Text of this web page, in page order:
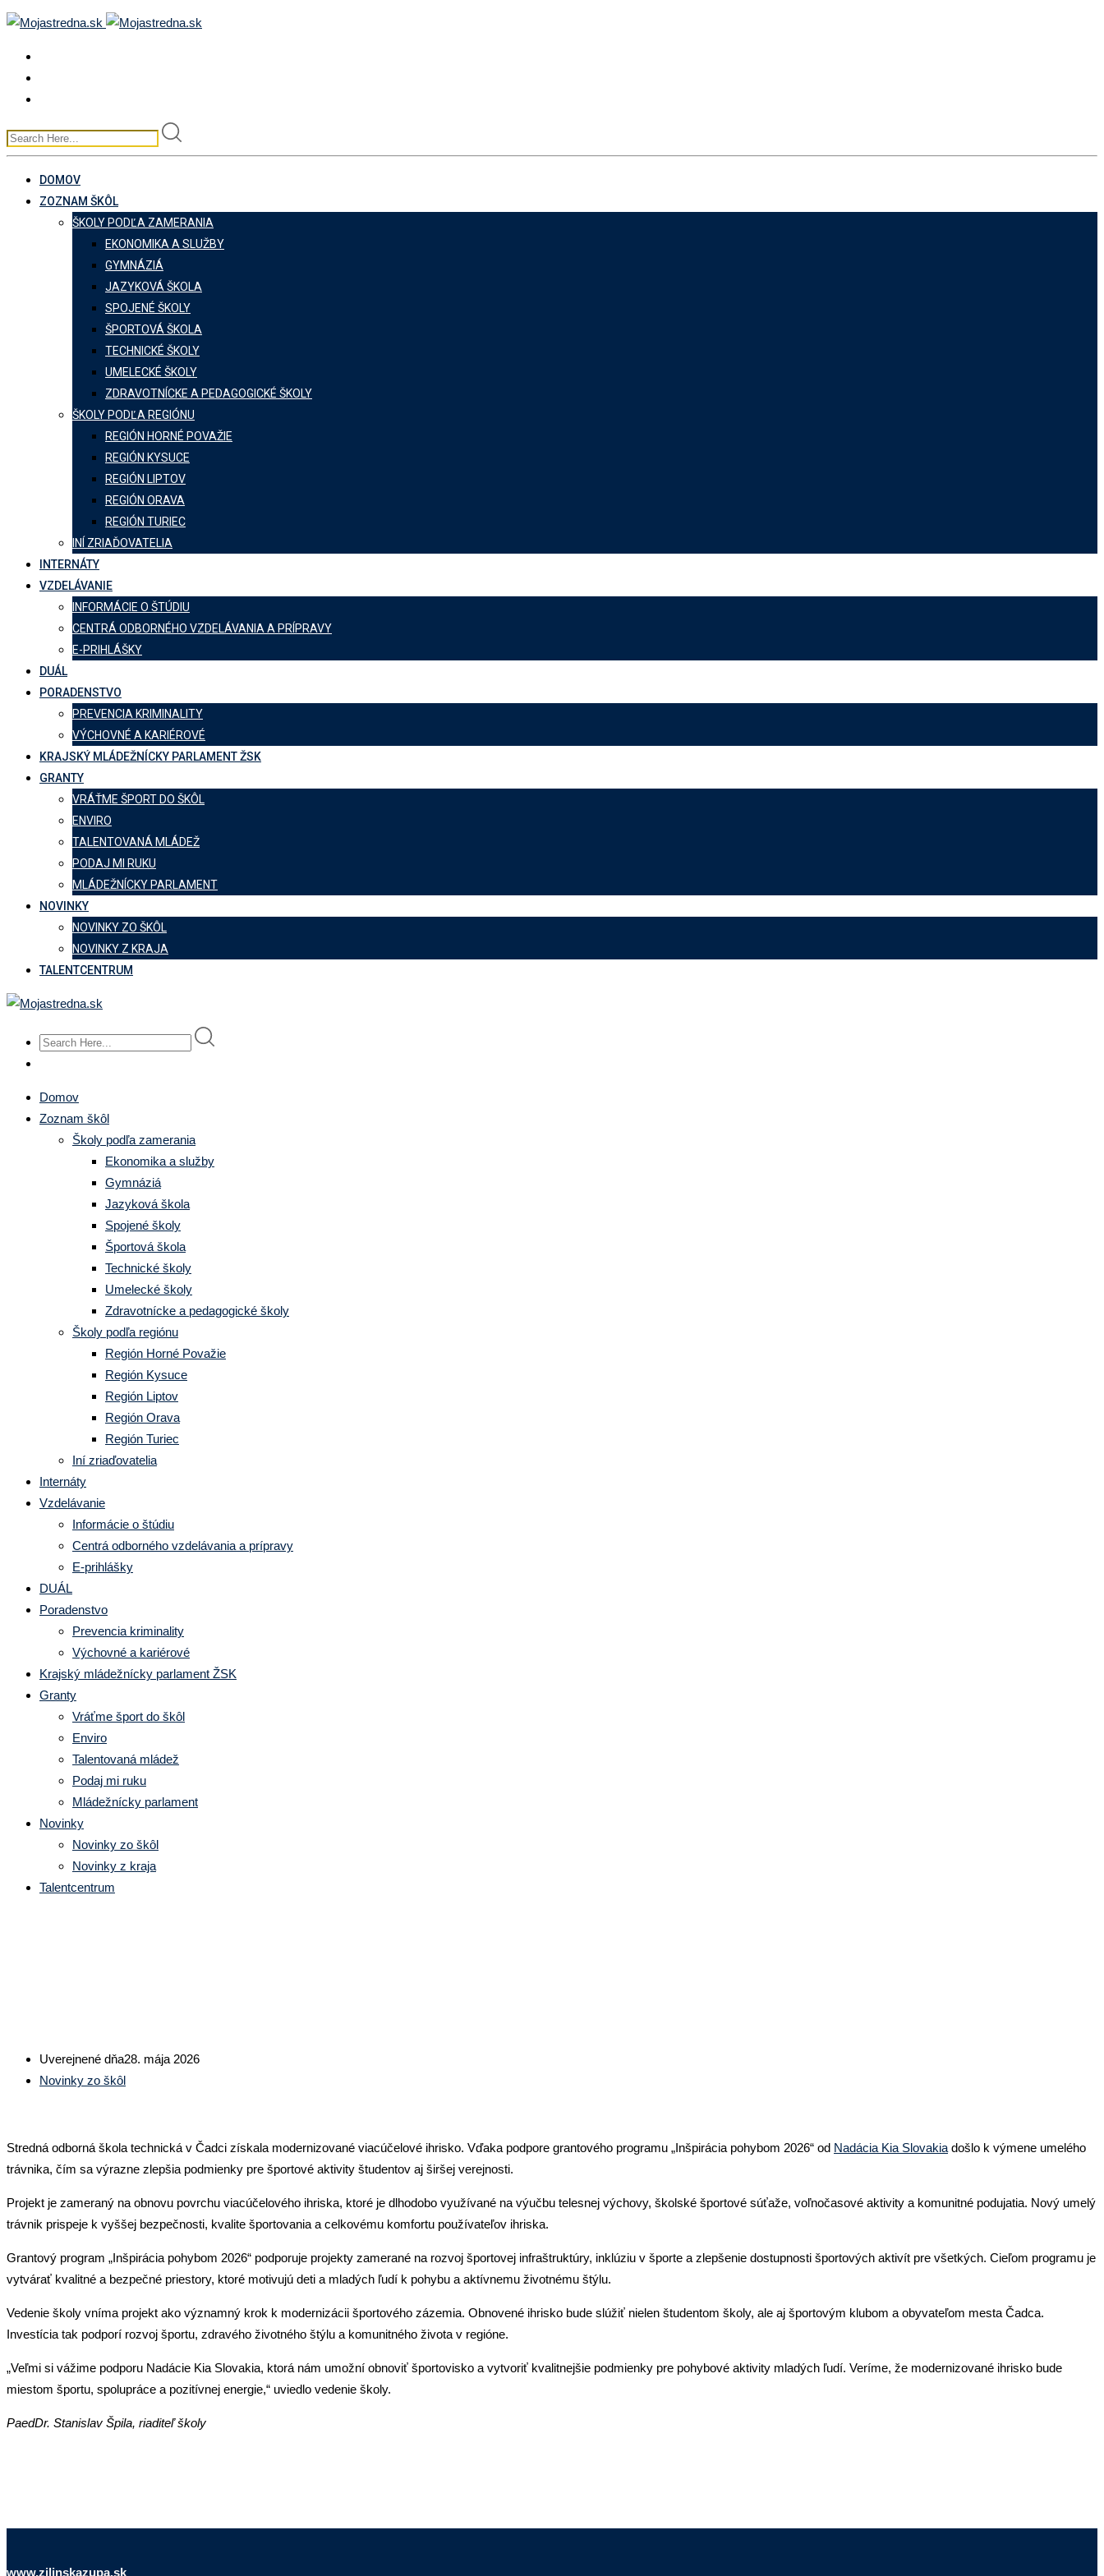
Skip
DOMOV
ZOZNAM ŠKÔL
ŠKOLY PODĽA ZAMERANIA
EKONOMIKA A SLUŽBY
GYMNÁZIÁ
JAZYKOVÁ ŠKOLA
SPOJENÉ ŠKOLY
ŠPORTOVÁ ŠKOLA
TECHNICKÉ ŠKOLY
UMELECKÉ ŠKOLY
ZDRAVOTNÍCKE A PEDAGOGICKÉ ŠKOLY
ŠKOLY PODĽA REGIÓNU
REGIÓN HORNÉ POVAŽIE
REGIÓN KYSUCE
REGIÓN LIPTOV
REGIÓN ORAVA
REGIÓN TURIEC
INÍ ZRIAĎOVATELIA
INTERNÁTY
VZDELÁVANIE
INFORMÁCIE O ŠTÚDIU
CENTRÁ ODBORNÉHO VZDELÁVANIA A PRÍPRAVY
E-PRIHLÁŠKY
DUÁL
PORADENSTVO
PREVENCIA KRIMINALITY
VÝCHOVNÉ A KARIÉROVÉ
KRAJSKÝ MLÁDEŽNÍCKY PARLAMENT ŽSK
GRANTY
VRÁŤME ŠPORT DO ŠKÔL
ENVIRO
TALENTOVANÁ MLÁDEŽ
PODAJ MI RUKU
MLÁDEŽNÍCKY PARLAMENT
NOVINKY
NOVINKY ZO ŠKÔL
NOVINKY Z KRAJA
TALENTCENTRUM
Domov
Zoznam škôl
Školy podľa zamerania
Ekonomika a služby
Gymnáziá
Jazyková škola
Spojené školy
Športová škola
Technické školy
Umelecké školy
Zdravotnícke a pedagogické školy
Školy podľa regiónu
Región Horné Považie
Región Kysuce
Región Liptov
Región Orava
Región Turiec
Iní zriaďovatelia
Internáty
Vzdelávanie
Informácie o štúdiu
Centrá odborného vzdelávania a prípravy
E-prihlášky
DUÁL
Poradenstvo
Prevencia kriminality
Výchovné a kariérové
Krajský mládežnícky parlament ŽSK
Granty
Vráťme šport do škôl
Enviro
Talentovaná mládež
Podaj mi ruku
Mládežnícky parlament
Novinky
Novinky zo škôl
Novinky z kraja
Talentcentrum
Uverejnené dňa28. mája 2026
Novinky zo škôl
Stredná odborná škola technická v Čadci získala modernizované viacúčelové ihrisko. Vďaka podpore grantového programu „Inšpirácia pohybom 2026“ od Nadácia Kia Slovakia došlo k výmene umelého
trávnika, čím sa výrazne zlepšia podmienky pre športové aktivity študentov aj širšej verejnosti.
Projekt je zameraný na obnovu povrchu viacúčelového ihriska, ktoré je dlhodobo využívané na výučbu telesnej výchovy, školské športové súťaže, voľnočasové aktivity a komunitné podujatia. Nový umelý
trávnik prispeje k vyššej bezpečnosti, kvalite športovania a celkovému komfortu používateľov ihriska.
Grantový program „Inšpirácia pohybom 2026“ podporuje projekty zamerané na rozvoj športovej infraštruktúry, inklúziu v športe a zlepšenie dostupnosti športových aktivít pre všetkých. Cieľom programu je
vytvárať kvalitné a bezpečné priestory, ktoré motivujú deti a mladých ľudí k pohybu a aktívnemu životnému štýlu.
Vedenie školy vníma projekt ako významný krok k modernizácii športového zázemia. Obnovené ihrisko bude slúžiť nielen študentom školy, ale aj športovým klubom a obyvateľom mesta Čadca.
Investícia tak podporí rozvoj športu, zdravého životného štýlu a komunitného života v regióne.
„Veľmi si vážime podporu Nadácie Kia Slovakia, ktorá nám umožní obnoviť športovisko a vytvoriť kvalitnejšie podmienky pre pohybové aktivity mladých ľudí. Veríme, že modernizované ihrisko bude
miestom športu, spolupráce a pozitívnej energie,“ uviedlo vedenie školy.
PaedDr. Stanislav Špila, riaditeľ školy
www.zilinskazupa.sk